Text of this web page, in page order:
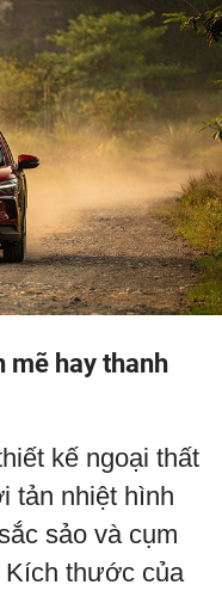
mẽ hay thanh
kế ngoại thất
tản nhiệt hình
sảo và cụm
Kích thước của